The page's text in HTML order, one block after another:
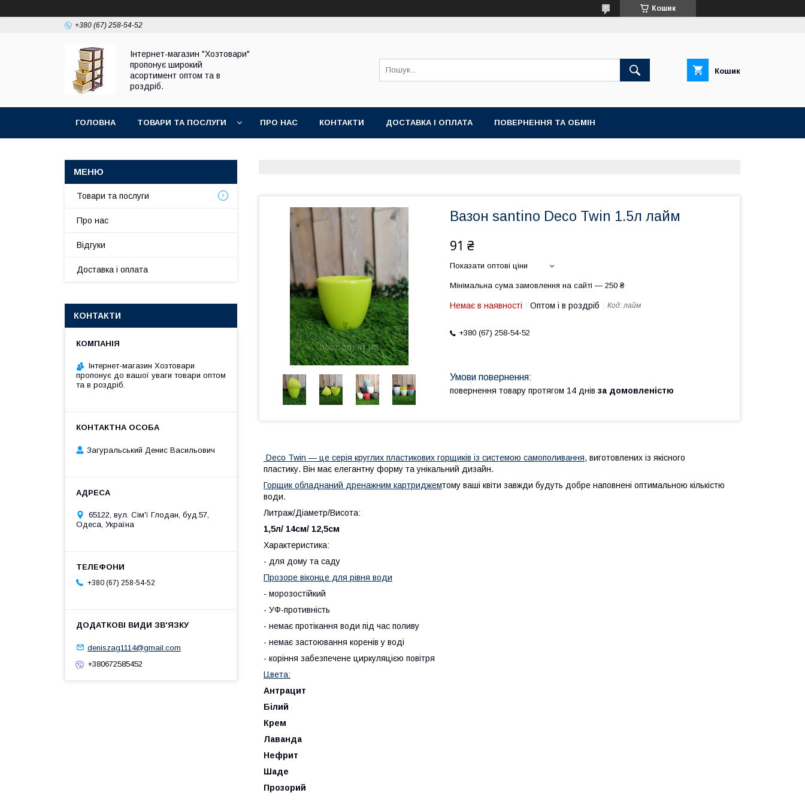
Кошик
+380 (67) 258-54-52
Інтернет-магазин "Хозтовари"
пропонує широкий
асортимент оптом та в
роздріб.
Кошик
ГОЛОВНА ТОВАРИ ТА ПОСЛУГИ ПРО НАС КОНТАКТИ ДОСТАВКА І ОПЛАТА ПОВЕРНЕННЯ ТА ОБМІН
Вазон santino Deco Twin 1.5л лайм
91 ₴
Показати оптові ціни
Мінімальна сума замовлення на сайті — 250 ₴
Немає в наявності Оптом і в роздріб Код:лайм
+380 (67) 258-54-52
повернення товару протягом 14 днів за домовленістю
Deco Twin — це серія круглих пластикових горщиків із системою самополивання, виготовлених із якісного
пластику. Він має елегантну форму та унікальний дизайн.
Горщик обладнаний дренажним картриджемтому ваші квіти завжди будуть добре наповнені оптимальною кількістю
води.
Литраж/Діаметр/Висота:
1,5л/ 14см/ 12,5см
Характеристика:
- для дому та саду
Прозоре віконце для рівня води
- морозостійкий
- УФ-противність
- немає протікання води під час поливу
- немає застоювання коренів у воді
- коріння забезпечене циркуляцією повітря
Цвета:
Антрацит
Білий
Крем
Лаванда
Нефрит
Шаде
Прозорий
Товари та послуги
Про нас
Відгуки
Доставка і оплата
КОНТАКТИ
Інтернет-магазин Хозтовари
пропонує до вашої уваги товари оптом
та в роздріб.
Загуральський Денис Васильович
65122, вул. Сім'ї Глодан, буд.57,
Одеса, Україна
+380 (67) 258-54-52
deniszag1114@gmail.com
+380672585452